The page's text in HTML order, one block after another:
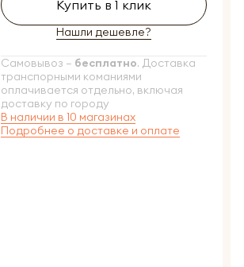
Купить в 1 клик
Нашли дешевле?
Самовывоз – бесплатно. Доставка
транспорными команиями
оплачивается отдельно, включая
доставку по городу
В наличии в 10 магазинах
Подробнее о доставке и оплате